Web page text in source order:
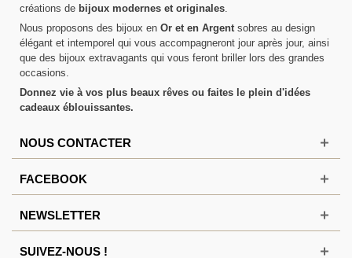
créations de bijoux modernes et originales
Nous proposons des bijoux en Or et en Argent sobres au design
élégant et intemporel qui vous accompagneront jour après jour, ainsi
que des bijoux extravagants qui vous feront briller lors des grandes
occasions.
Donnez vie à vos plus beaux rêves ou faites le plein d'idées
cadeaux éblouissantes.
NOUS CONTACTER
FACEBOOK
NEWSLETTER
SUIVEZ-NOUS !